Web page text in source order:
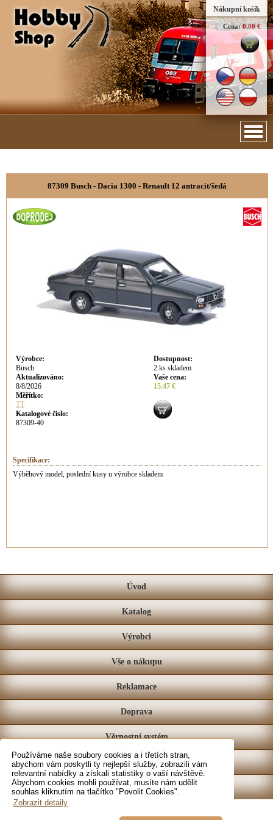
Používáme naše soubory cookies a i třetích stran,
abychom vám poskytli ty nejlepší služby, zobrazili vám
relevantní nabídky a získali statistiky o vaší návštěvě.
Abychom cookies mohli používat, musíte nám udělit
souhlas kliknutím na tlačítko "Povolit Cookies".
Zobrazit detaily
Nákupní košík
Cena: 0.00 €
87309 Busch - Dacia 1300 - Renault 12 antracit/šedá
Výrobce:
Busch
Aktualizováno:
8/8/2026
Měřítko:
TT
Katalogové číslo:
87309-40
Dostupnost:
2 ks skladem
Vaše cena:
15.47 €
Specifikace:
Výběhový model, poslední kusy u výrobce skladem
Úvod
Katalog
Výrobci
Vše o nákupu
Reklamace
Doprava
Věrnostní systém
Prodejna
Kontakt